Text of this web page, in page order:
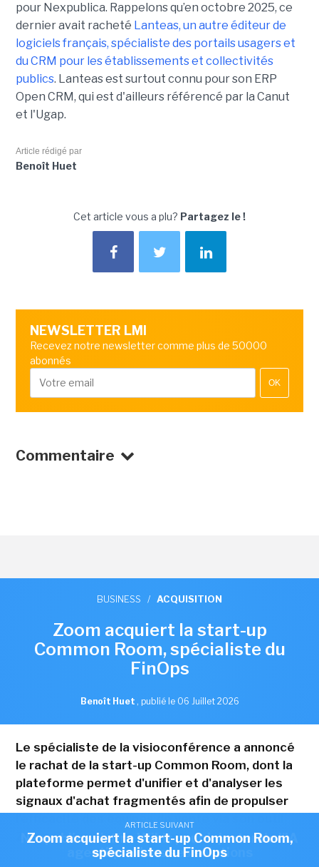
ARTICLE SUIVANT
Nexpublica s'offre Wikit pour injecter de l'IA
agentique dans ses solutions
pour Nexpublica. Rappelons qu’en octobre 2025, ce
dernier avait racheté Lanteas, un autre éditeur de
logiciels français, spécialiste des portails usagers et
du CRM pour les établissements et collectivités
publics. Lanteas est surtout connu pour son ERP
Open CRM, qui est d'ailleurs référencé par la Canut
et l'Ugap.
Article rédigé par
Benoît Huet
Cet article vous a plu? Partagez le !
NEWSLETTER LMI
Recevez notre newsletter comme plus de 50000
abonnés
OK
Commentaire
ARTICLE SUIVANT
Zoom acquiert la start-up Common Room,
spécialiste du FinOps
BUSINESS / ACQUISITION
Zoom acquiert la start-up
Common Room, spécialiste du
FinOps
Benoît Huet , publié le 06 Juillet 2026
Le spécialiste de la visioconférence a annoncé
le rachat de la start-up Common Room, dont la
plateforme permet d'unifier et d'analyser les
signaux d'achat fragmentés afin de propulser
l'efficacité des équipes de vente via son outil
Zoom Revenue Accelerator.